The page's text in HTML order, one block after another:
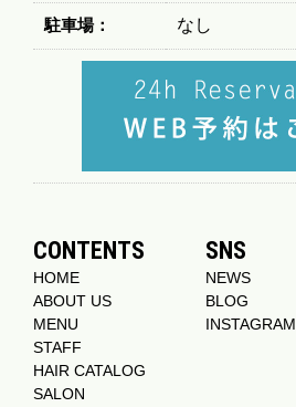
駐車場： なし
CONTENTS
HOME
ABOUT US
MENU
STAFF
HAIR CATALOG
SALON
SNS
NEWS
BLOG
INSTAGRAM